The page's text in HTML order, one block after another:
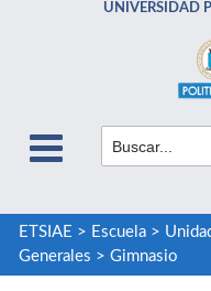
UNIVERSIDAD
ETSIAE > Escuela>
Generales > Gimnasio